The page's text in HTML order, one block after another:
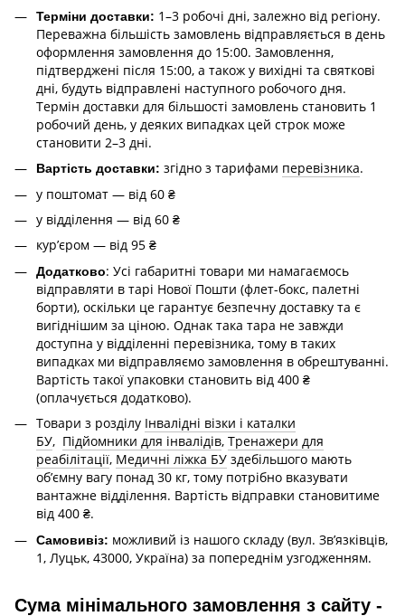
Терміни доставки: 1–3 робочі дні, залежно від регіону.
Переважна більшість замовлень відправляється в день
оформлення замовлення до 15:00. Замовлення,
підтверджені після 15:00, а також у вихідні та святкові
дні, будуть відправлені наступного робочого дня.
Термін доставки для більшості замовлень становить 1
робочий день, у деяких випадках цей строк може
становити 2–3 дні.
Вартість доставки: згідно з тарифами перевізника.
у поштомат — від 60 ₴
у відділення — від 60 ₴
курʼєром — від 95 ₴
Додатково: Усі габаритні товари ми намагаємось
відправляти в тарі Нової Пошти (флет-бокс, палетні
борти), оскільки це гарантує безпечну доставку та є
вигіднішим за ціною. Однак така тара не завжди
доступна у відділенні перевізника, тому в таких
випадках ми відправляємо замовлення в обрештуванні.
Вартість такої упаковки становить від 400 ₴
(оплачується додатково).
Товари з розділу Інвалідні візки і каталки
БУ, Підйомники для інвалідів, Тренажери для
реабілітації, Медичні ліжка БУ здебільшого мають
об’ємну вагу понад 30 кг, тому потрібно вказувати
вантажне відділення. Вартість відправки становитиме
від 400 ₴.
Самовивіз: можливий із нашого складу (вул. Зв’язківців,
1, Луцьк, 43000, Україна) за попереднім узгодженням.
Сума мінімального замовлення з сайту -